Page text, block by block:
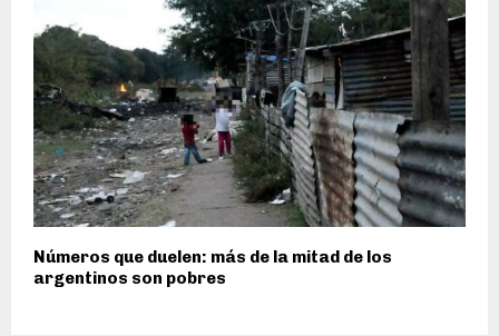
Números que duelen: más de la mitad de los
argentinos son pobres